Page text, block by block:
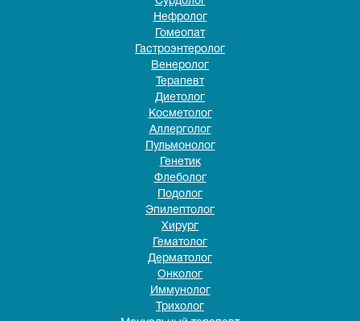
Нефролог
Гомеопат
Гастроэнтеролог
Венеролог
Терапевт
Диетолог
Косметолог
Аллерголог
Пульмонолог
Генетик
Флеболог
Подолог
Эпилептолог
Хирург
Гематолог
Дерматолог
Онколог
Иммунолог
Трихолог